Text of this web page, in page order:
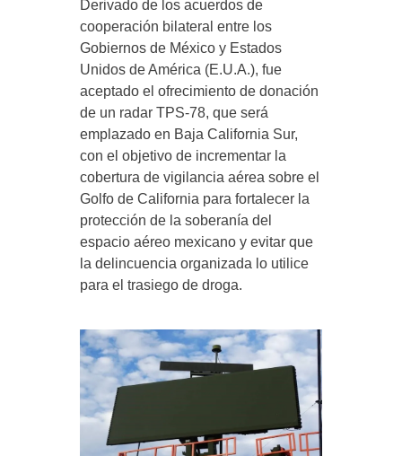
Derivado de los acuerdos de
cooperación bilateral entre los
Gobiernos de México y Estados
Unidos de América (E.U.A.), fue
aceptado el ofrecimiento de donación
de un radar TPS-78, que será
emplazado en Baja California Sur,
con el objetivo de incrementar la
cobertura de vigilancia aérea sobre el
Golfo de California para fortalecer la
protección de la soberanía del
espacio aéreo mexicano y evitar que
la delincuencia organizada lo utilice
para el trasiego de droga.